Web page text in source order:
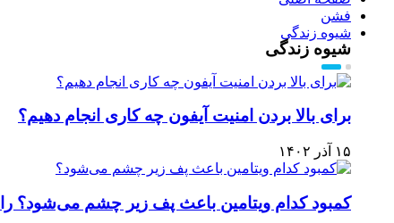
فشن
شیوه زندگی
شیوه زندگی
برای بالا بردن امنیت آیفون چه کاری انجام دهیم؟
۱۵ آذر ۱۴۰۲
کمبود کدام ویتامین باعث پف زیر چشم می‌شود؟